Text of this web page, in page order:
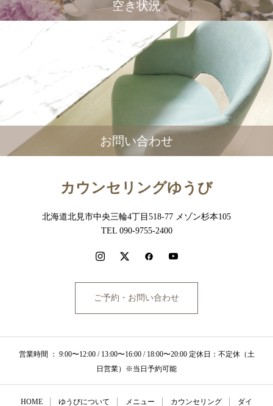
空き状況
お問い合わせ
カウンセリングゆうび
北海道北見市中央三輪4丁目518-77 メゾン杉本105
TEL 090-9755-2400
ご予約・お問い合わせ
営業時間 ： 9:00〜12:00 / 13:00〜16:00 / 18:00〜20:00 定休日：不定休（土
日営業）※当日予約可能
HOME ゆうびについて メニュー カウンセリング ダイ